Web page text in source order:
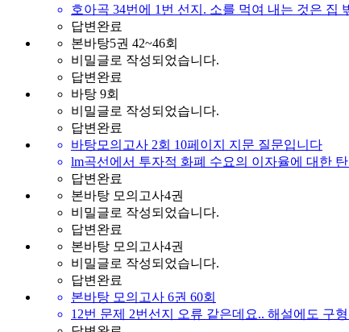
호아곡 34번에 1번 선지. 소를 먹여 내는 것은 집
답변완료
본바탕5권 42~46회
비밀글로 작성되었습니다.
답변완료
바탕 9회
비밀글로 작성되었습니다.
답변완료
바탕모의고사 2회 10페이지 지문 질문입니다
lm곡선에서 투자적 화폐 수요의 이자율에 대한
답변완료
본바탕 모의고사4권
비밀글로 작성되었습니다.
답변완료
본바탕 모의고사4권
비밀글로 작성되었습니다.
답변완료
본바탕 모의고사 6권 60회
12번 문제 2번선지 오류 같은데요.. 해설에도 구